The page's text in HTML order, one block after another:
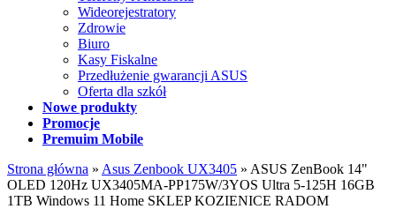
Wideorejestratory
Zdrowie
Biuro
Kasy Fiskalne
Przedłużenie gwarancji ASUS
Oferta dla szkół
Nowe produkty
Promocje
Premuim Mobile
Strona główna » Asus Zenbook UX3405 » ASUS ZenBook 14"
OLED 120Hz UX3405MA-PP175W/3YOS Ultra 5-125H 16GB
1TB Windows 11 Home SKLEP KOZIENICE RADOM